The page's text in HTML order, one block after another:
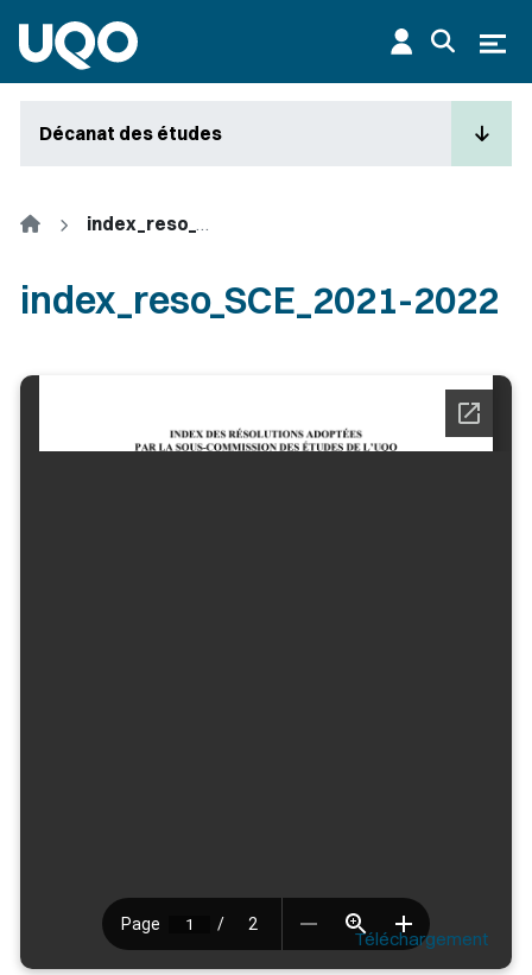
Décanat des études
Accueil index_reso_SCE_2021-2022
index_reso_SCE_2021-2022
Téléchargement